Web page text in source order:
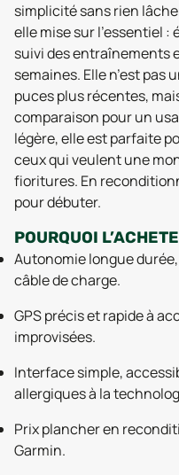
simplicité sans rien
elle mise sur l’essentiel :
suivi des entraînements
semaines. Elle n’est pas
puces plus récentes,
comparaison pour un
légère, elle est parfaite
ceux qui veulent une
fioritures. En
pour débuter.
POURQUOI
Autonomie longue
câble de charge.
GPS précis et rapide à
improvisées.
Interface simple,
allergiques à la
Prix plancher en
Garmin.